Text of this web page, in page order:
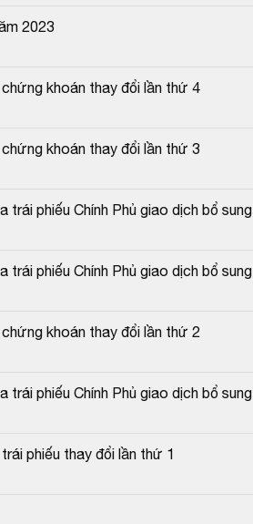
2023
khoán thay đổi lần thứ 4
khoán thay đổi lần thứ 3
phiếu Chính Phủ giao dịch bổ sung
phiếu Chính Phủ giao dịch bổ sung
khoán thay đổi lần thứ 2
phiếu Chính Phủ giao dịch bổ sung
phiếu thay đổi lần thứ 1